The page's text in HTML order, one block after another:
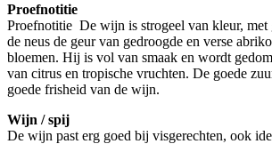
Proefnotitie
Proefnotitie De wijn is strogeel van kleur, met
de neus de geur van gedroogde en verse
bloemen. Hij is vol van smaak en wordt
van citrus en tropische vruchten. De goede
goede frisheid van de wijn.
Wijn / spij
De wijn past erg goed bij visgerechten, ook